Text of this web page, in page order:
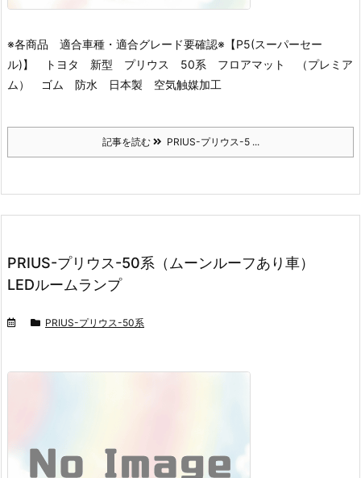
※各商品 適合車種・適合グレード要確認※ 【P5(スーパーセー
ル)】 トヨタ 新型 プリウス 50系 フロアマット （プレミア
ム） ゴム 防水 日本製 空気触媒加工
記事を読む PRIUS-プリウス-5 ...
PRIUS-プリウス-50系（ムーンルーフあり車）
LEDルームランプ
PRIUS-プリウス-50系